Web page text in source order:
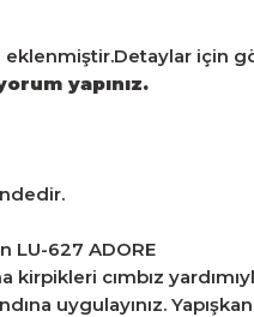
eklenmiştir.Detaylar için
yapınız.
LU-627 ADORE
kirpikleri cımbız
uygulayınız.